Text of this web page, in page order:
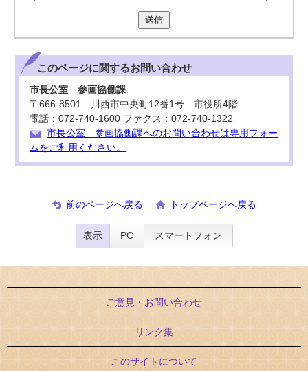
送信
このページに関するお問い合わせ
市長公室 参画協働課
〒666-8501 川西市中央町12番1号 市役所4階
電話：072-740-1600 ファクス：072-740-1322
市長公室 参画協働課へのお問い合わせは専用フォー
ムをご利用ください。
前のページへ戻る トップページへ戻る
表示 PC スマートフォン
ご意見・お問い合わせ
リンク集
このサイトについて